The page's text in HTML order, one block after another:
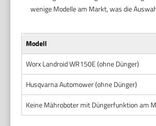
wenige Modelle am Markt, was die
Modell
Worx Landroid WR150E (ohne Dünger)
Husqvarna Automower (ohne Dünger)
Keine Mähroboter mit Düngerfunktion am